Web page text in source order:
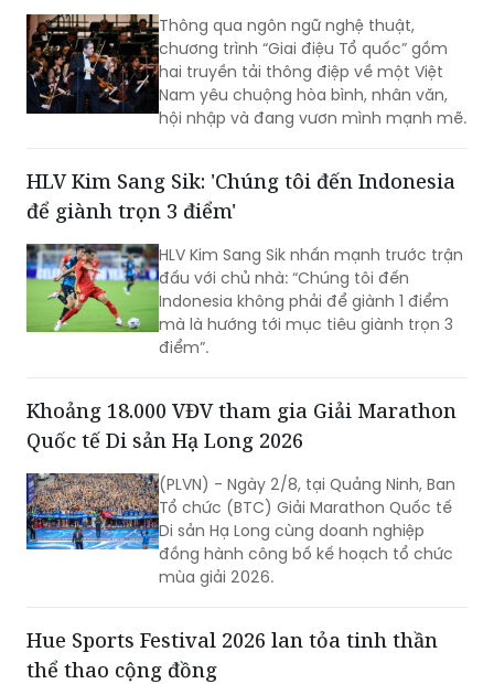
Thông qua ngôn ngữ nghệ thuật,
chương trình “Giai điệu Tổ quốc” gồm
hai truyền tải thông điệp về một Việt
Nam yêu chuộng hòa bình, nhân văn,
hội nhập và đang vươn mình mạnh mẽ.
HLV Kim Sang Sik: 'Chúng tôi đến Indonesia
để giành trọn 3 điểm'
HLV Kim Sang Sik nhấn mạnh trước trận
đấu với chủ nhà: “Chúng tôi đến
Indonesia không phải để giành 1 điểm
mà là hướng tới mục tiêu giành trọn 3
điểm”.
Khoảng 18.000 VĐV tham gia Giải Marathon
Quốc tế Di sản Hạ Long 2026
(PLVN) - Ngày 2/8, tại Quảng Ninh, Ban
Tổ chức (BTC) Giải Marathon Quốc tế
Di sản Hạ Long cùng doanh nghiệp
đồng hành công bố kế hoạch tổ chức
mùa giải 2026.
Hue Sports Festival 2026 lan tỏa tinh thần
thể thao cộng đồng